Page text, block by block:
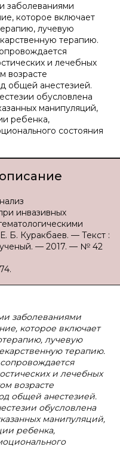
заболеваниями
которое включает
лучевую
терапию.
и лечебных
возрасте
общей анестезией.
обусловлена
манипуляций,
ребенка,
состояния
инвазивных
Б. Куракбаев. — Текст :
— 2017. — № 42
заболеваниями
которое включает
лучевую
терапию.
и лечебных
возрасте
общей анестезией.
обусловлена
манипуляций,
ребенка,